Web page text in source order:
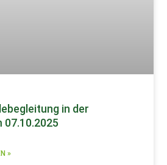
in der
07.10.2025
»